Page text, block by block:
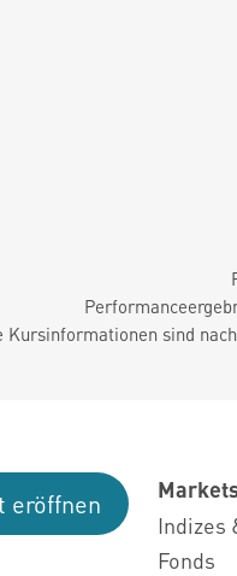
Kursinformationen sind
eröffnen
Indizes
Fonds